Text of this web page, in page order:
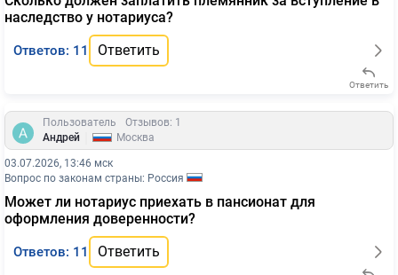
наследство у нотариуса?
Ответов: 11 Ответить
Ответить
Пользователь
Отзывов: 1
Андрей
Москва
03.07.2026, 13:46 мск
Вопрос по законам страны: Россия
Может ли нотариус приехать в пансионат для
оформления доверенности?
Ответов: 11 Ответить